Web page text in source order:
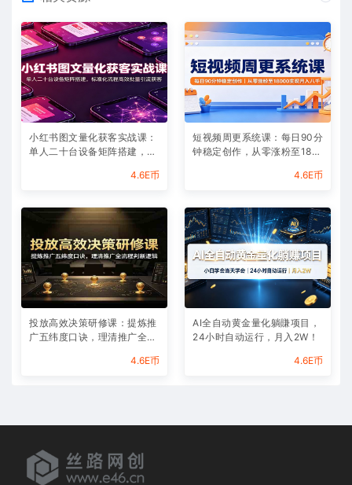
小红书图文量化获客实战课：
单人二十台设备矩阵搭建，标
4.6E币
短视频周更系统课：每日90分
钟稳定创作，从零涨粉至180
4.6E币
投放高效决策研修课：提炼推
广五纬度口诀，理清推广全流
4.6E币
AI全自动黄金量化躺賺项目，
24小时自动运行，月入2W！
4.6E币